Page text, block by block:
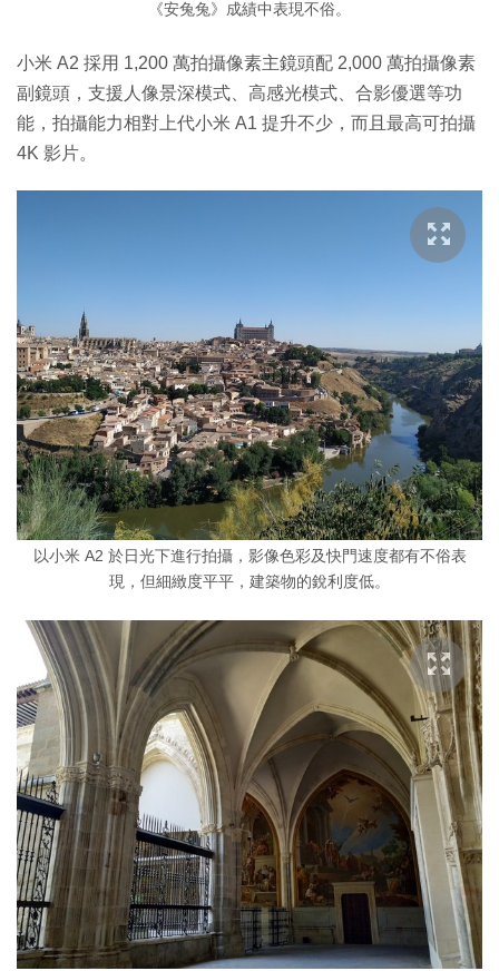
《安兔兔》成績中表現不俗。
小米 A2 採用 1,200 萬拍攝像素主鏡頭配 2,000 萬拍攝像素
副鏡頭，支援人像景深模式、高感光模式、合影優選等功
能，拍攝能力相對上代小米 A1 提升不少，而且最高可拍攝
4K 影片。
以小米 A2 於日光下進行拍攝，影像色彩及快門速度都有不俗表
現，但細緻度平平，建築物的銳利度低。